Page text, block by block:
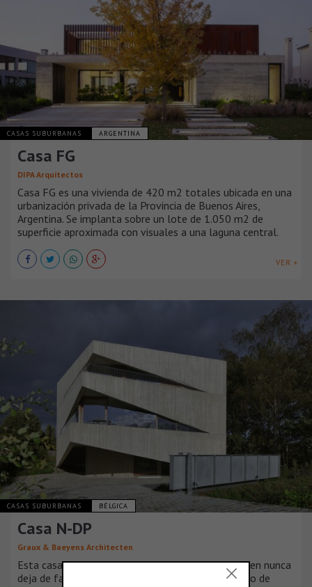
CASAS SUBURBANAS ARGENTINA
Casa FG
DIPA Arquitectos
Casa FG es una vivienda de 420 m2 totales ubicada en una
urbanización privada de la Provincia de Buenos Aires,
Argentina. Se implanta sobre un lote de 1.050 m2 de
superficie aproximada con visuales a una laguna central.
VER +
CASAS SUBURBANAS BÉLGICA
Casa N-DP
Graux & Baeyens Architecten
Esta casa a lo largo de Leuvense Vaart en Mechelen nunca
deja de fascinar. Un juego aparentemente aleatorio de